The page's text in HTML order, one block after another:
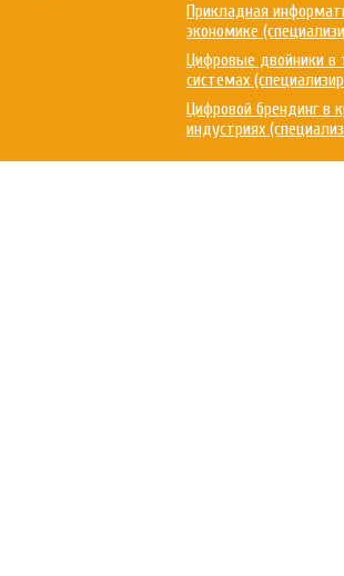
Прикладная
экономике
Цифровые двойники в
системах
Цифровой брендинг в
индустриях